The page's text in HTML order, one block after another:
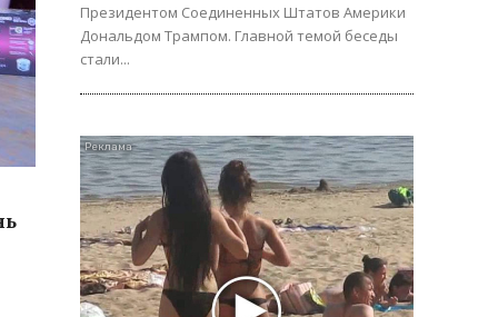
Президентом Соединенных Штатов Америки
Дональдом Трампом. Главной темой беседы
стали...